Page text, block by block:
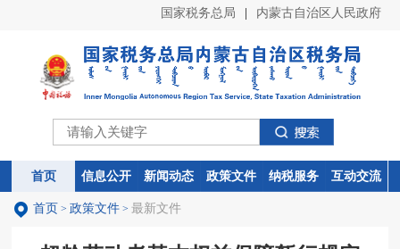
国家税务总局 内蒙古自治区人民政府
首页 信息公开 新闻动态 政策文件 纳税服务 互动交流
首页 信息公开 新闻动态 政策文件 纳税服务 互动交流
首页 > 政策文件> 最新文件